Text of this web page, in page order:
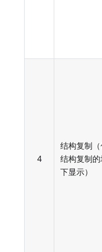
4
结构复制
结构复制
下显示）